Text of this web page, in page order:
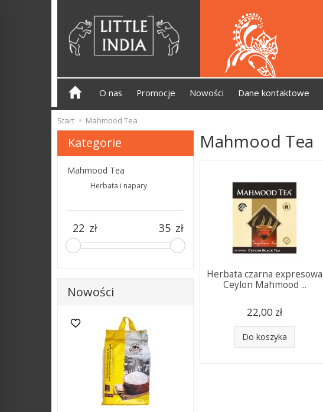
O nas Promocje Nowości Dane kontaktowe
Start Mahmood Tea
Mahmood Tea
Herbata czarna expresowa
Ceylon Mahmood ...
22,00 zł
Do koszyka
Kategorie
Mahmood Tea
Herbata i napary
zł zł
Nowości